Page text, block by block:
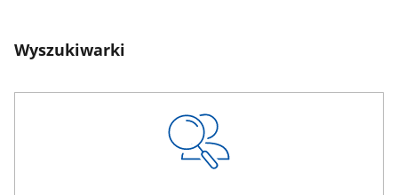
Wyszukiwarki